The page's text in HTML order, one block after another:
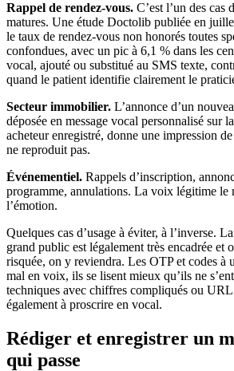
Rappel de rendez-vous. C’est l’un des cas
matures. Une étude Doctolib publiée en
le taux de rendez-vous non honorés toutes
confondues, avec un pic à 6,1 % dans les
vocal, ajouté ou substitué au SMS texte,
quand le patient identifie clairement le
Secteur immobilier. L’annonce d’un
déposée en message vocal personnalisé sur
acheteur enregistré, donne une impression
ne reproduit pas.
Événementiel. Rappels d’inscription,
programme, annulations. La voix légitime le
l’émotion.
Quelques cas d’usage à éviter, à l’inverse.
grand public est légalement très encadrée et
risquée, on y reviendra. Les OTP et codes à
mal en voix, ils se lisent mieux qu’ils ne
techniques avec chiffres compliqués ou
également à proscrire en vocal.
Rédiger et enregistrer un
qui passe